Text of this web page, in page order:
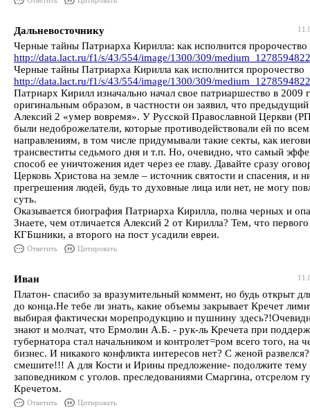
Дальневосточнику
Черные тайны Патриарха Кирилла: как исполнится пророчество
http://data.lact.ru/f1/s/43/554/image/1300/309/
Черные тайны Патриарха Кирилла как исполнится пророчество
http://data.lact.ru/f1/s/43/554/image/1300/309/
Патриарх Кирилл изначально начал свое патриаршество в 2009
оригинальным образом, в частности он заявил, что
Алексий 2 «умер вовремя». У Русской Православной Церкви
были недоброжелатели, которые противодействовали ей по всем
направлениям, в том числе придумывали такие секты, как
трансвеститы седьмого дня и т.п. Но, очевидно, что самый
способ ее уничтожения идет через ее главу. Давайте сразу
Церковь Христова на земле – источник святости и спасения, и
прегрешения людей, будь то духовные лица или нет, не могу
суть.
Оказывается биография Патриарха Кирилла, полна черных и
Знаете, чем отличается Алексий 2 от Кирилла? Тем, что первого
КГБшники, а второго на пост усадили евреи.
Ответить Цитировать
Иван
Платон- спасибо за вразумительный коммент, но будь открыт
до конца.Не тебе ли знать, какие объемы закрывает Кречет
выбирая фактически морепродукцию и пушнину
знают и молчат, что Ермолин А.Б. - рук-ль Кречета при
губернатора стал начальником и контролет=ром всего того, на
бизнес. И никакого конфликта интересов нет? С женой
смешите!!! А для Кости и Ирины предложение- подолжите
заповедником с уголов. преследованиями Смаргина, отсрелом
Кречетом.
Ответить Цитировать